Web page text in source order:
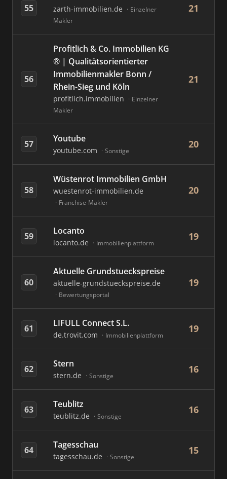
55 zarth-immobilien.de
Einzelner
Makler
21
56
Profitlich & Co. Immobilien KG
® | Qualitätsorientierter
Immobilienmakler Bonn /
Rhein-Sieg und Köln
profitlich.immobilien
Einzelner
Makler
21
57 Youtube
youtube.com Sonstige
20
58
Wüstenrot Immobilien GmbH
wuestenrot-immobilien.de
Franchise-Makler
20
59 Locanto
locanto.de Immobilienplattform
19
60
Aktuelle Grundstueckspreise
aktuelle-grundstueckspreise.de
Bewertungsportal
19
61 LIFULL Connect S.L.
de.trovit.com Immobilienplattform
19
62 Stern
stern.de Sonstige
16
63 Teublitz
teublitz.de Sonstige
16
64 Tagesschau
tagesschau.de Sonstige
15